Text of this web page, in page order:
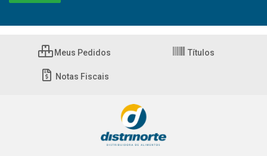
Meus Pedidos Títulos
Notas Fiscais